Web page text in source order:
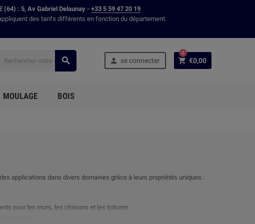
(64) : 5, Av Gabriel Delaunay -+33 5 59 47 20 19
des tarifs différents en fonction du département.
  se connecter  €0,00
0
MOULAGE BOIS
applications dans divers domaines grâce à leurs propriétés uniques :
pour les murs, les cloisons et les toitures.